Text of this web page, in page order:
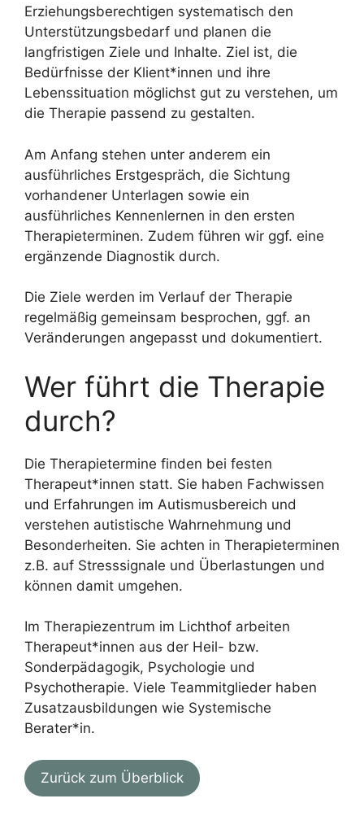
Erziehungsberechtigen systematisch den
Unterstützungsbedarf und planen die
langfristigen Ziele und Inhalte. Ziel ist, die
Bedürfnisse der Klient*innen und ihre
Lebenssituation möglichst gut zu verstehen, um
die Therapie passend zu gestalten.
Am Anfang stehen unter anderem ein
ausführliches Erstgespräch, die Sichtung
vorhandener Unterlagen sowie ein
ausführliches Kennenlernen in den ersten
Therapieterminen. Zudem führen wir ggf. eine
ergänzende Diagnostik durch.
Die Ziele werden im Verlauf der Therapie
regelmäßig gemeinsam besprochen, ggf. an
Veränderungen angepasst und dokumentiert.
Wer führt die Therapie
durch?
Die Therapietermine finden bei festen
Therapeut*innen statt. Sie haben Fachwissen
und Erfahrungen im Autismusbereich und
verstehen autistische Wahrnehmung und
Besonderheiten. Sie achten in Therapieterminen
z.B. auf Stresssignale und Überlastungen und
können damit umgehen.
Im Therapiezentrum im Lichthof arbeiten
Therapeut*innen aus der Heil- bzw.
Sonderpädagogik, Psychologie und
Psychotherapie. Viele Teammitglieder haben
Zusatzausbildungen wie Systemische
Berater*in.
Zurück zum Überblick